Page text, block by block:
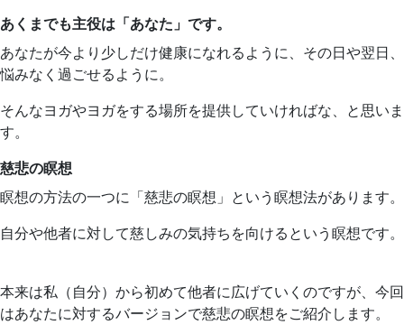
あくまでも主役は「あなた」です。
あなたが今より少しだけ健康になれるように、その日や翌日、
悩みなく過ごせるように。
そんなヨガやヨガをする場所を提供していければな、と思いま
す。
慈悲の瞑想
瞑想の方法の一つに「慈悲の瞑想」という瞑想法があります。
自分や他者に対して慈しみの気持ちを向けるという瞑想です。
本来は私（自分）から初めて他者に広げていくのですが、今回
はあなたに対するバージョンで慈悲の瞑想をご紹介します。